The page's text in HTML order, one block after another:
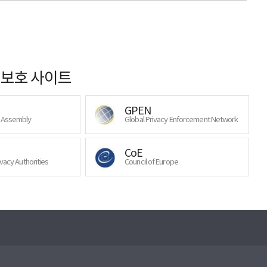
호 사이트
GPEN
Global Privacy Enforcement Network
Authorities
CoE
Council of Europe